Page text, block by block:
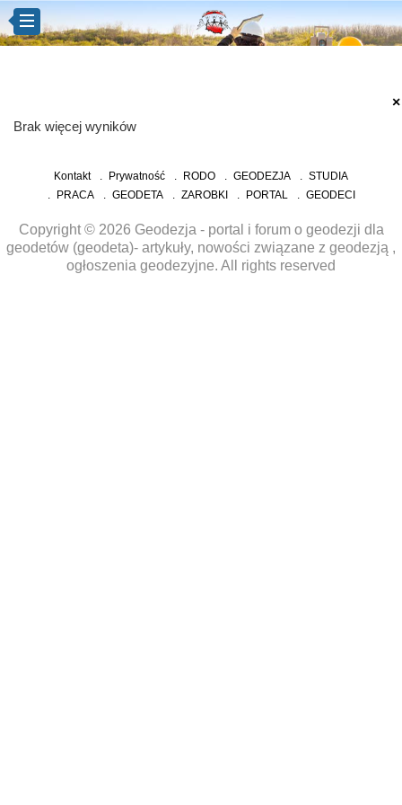
×
Brak więcej wyników
Kontakt Prywatność RODO GEODEZJA
STUDIA
PRACA
GEODETA ZAROBKI PORTAL GEODECI
Copyright © 2026 Geodezja - portal i forum o geodezji dla
geodetów (geodeta)- artykuły, nowości związane z geodezją ,
ogłoszenia geodezyjne. All rights reserved